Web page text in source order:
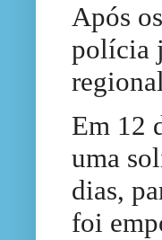
Após
polícia
Em 12
uma
dias,
foi